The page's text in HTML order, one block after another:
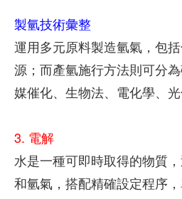
製氫技術彙整
運用多元原料製造氫氣，包
源；而產氫施行方法則可分
媒催化、生物法、電化學、光
3. 電解
水是一種可即時取得的物質
和氫氣，搭配精確設定程序